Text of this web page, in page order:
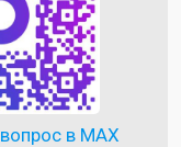
в MAX